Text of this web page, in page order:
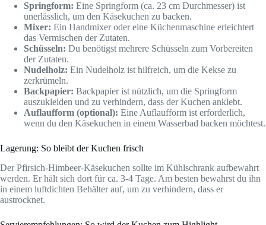
Springform: Eine Springform (ca. 23 cm Durchmesser) ist
unerlässlich, um den Käsekuchen zu backen.
Mixer: Ein Handmixer oder eine Küchenmaschine erleichtert
das Vermischen der Zutaten.
Schüsseln: Du benötigst mehrere Schüsseln zum Vorbereiten
der Zutaten.
Nudelholz: Ein Nudelholz ist hilfreich, um die Kekse zu
zerkrümeln.
Backpapier: Backpapier ist nützlich, um die Springform
auszukleiden und zu verhindern, dass der Kuchen anklebt.
Auflaufform (optional): Eine Auflaufform ist erforderlich,
wenn du den Käsekuchen in einem Wasserbad backen möchtest.
Lagerung: So bleibt der Kuchen frisch
Der Pfirsich-Himbeer-Käsekuchen sollte im Kühlschrank aufbewahrt
werden. Er hält sich dort für ca. 3-4 Tage. Am besten bewahrst du ihn
in einem luftdichten Behälter auf, um zu verhindern, dass er
austrocknet.